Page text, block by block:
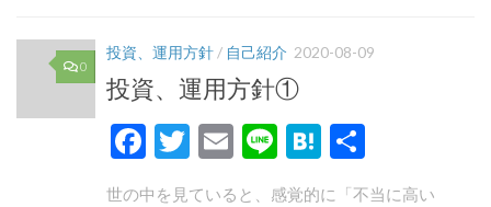
0
投資、運用方針 / 自己紹介 2020-08-09
投資、運用方針①
Facebook
Twitter
EmailLineHatena
有
世の中を見ていると、感覚的に「不当に高い